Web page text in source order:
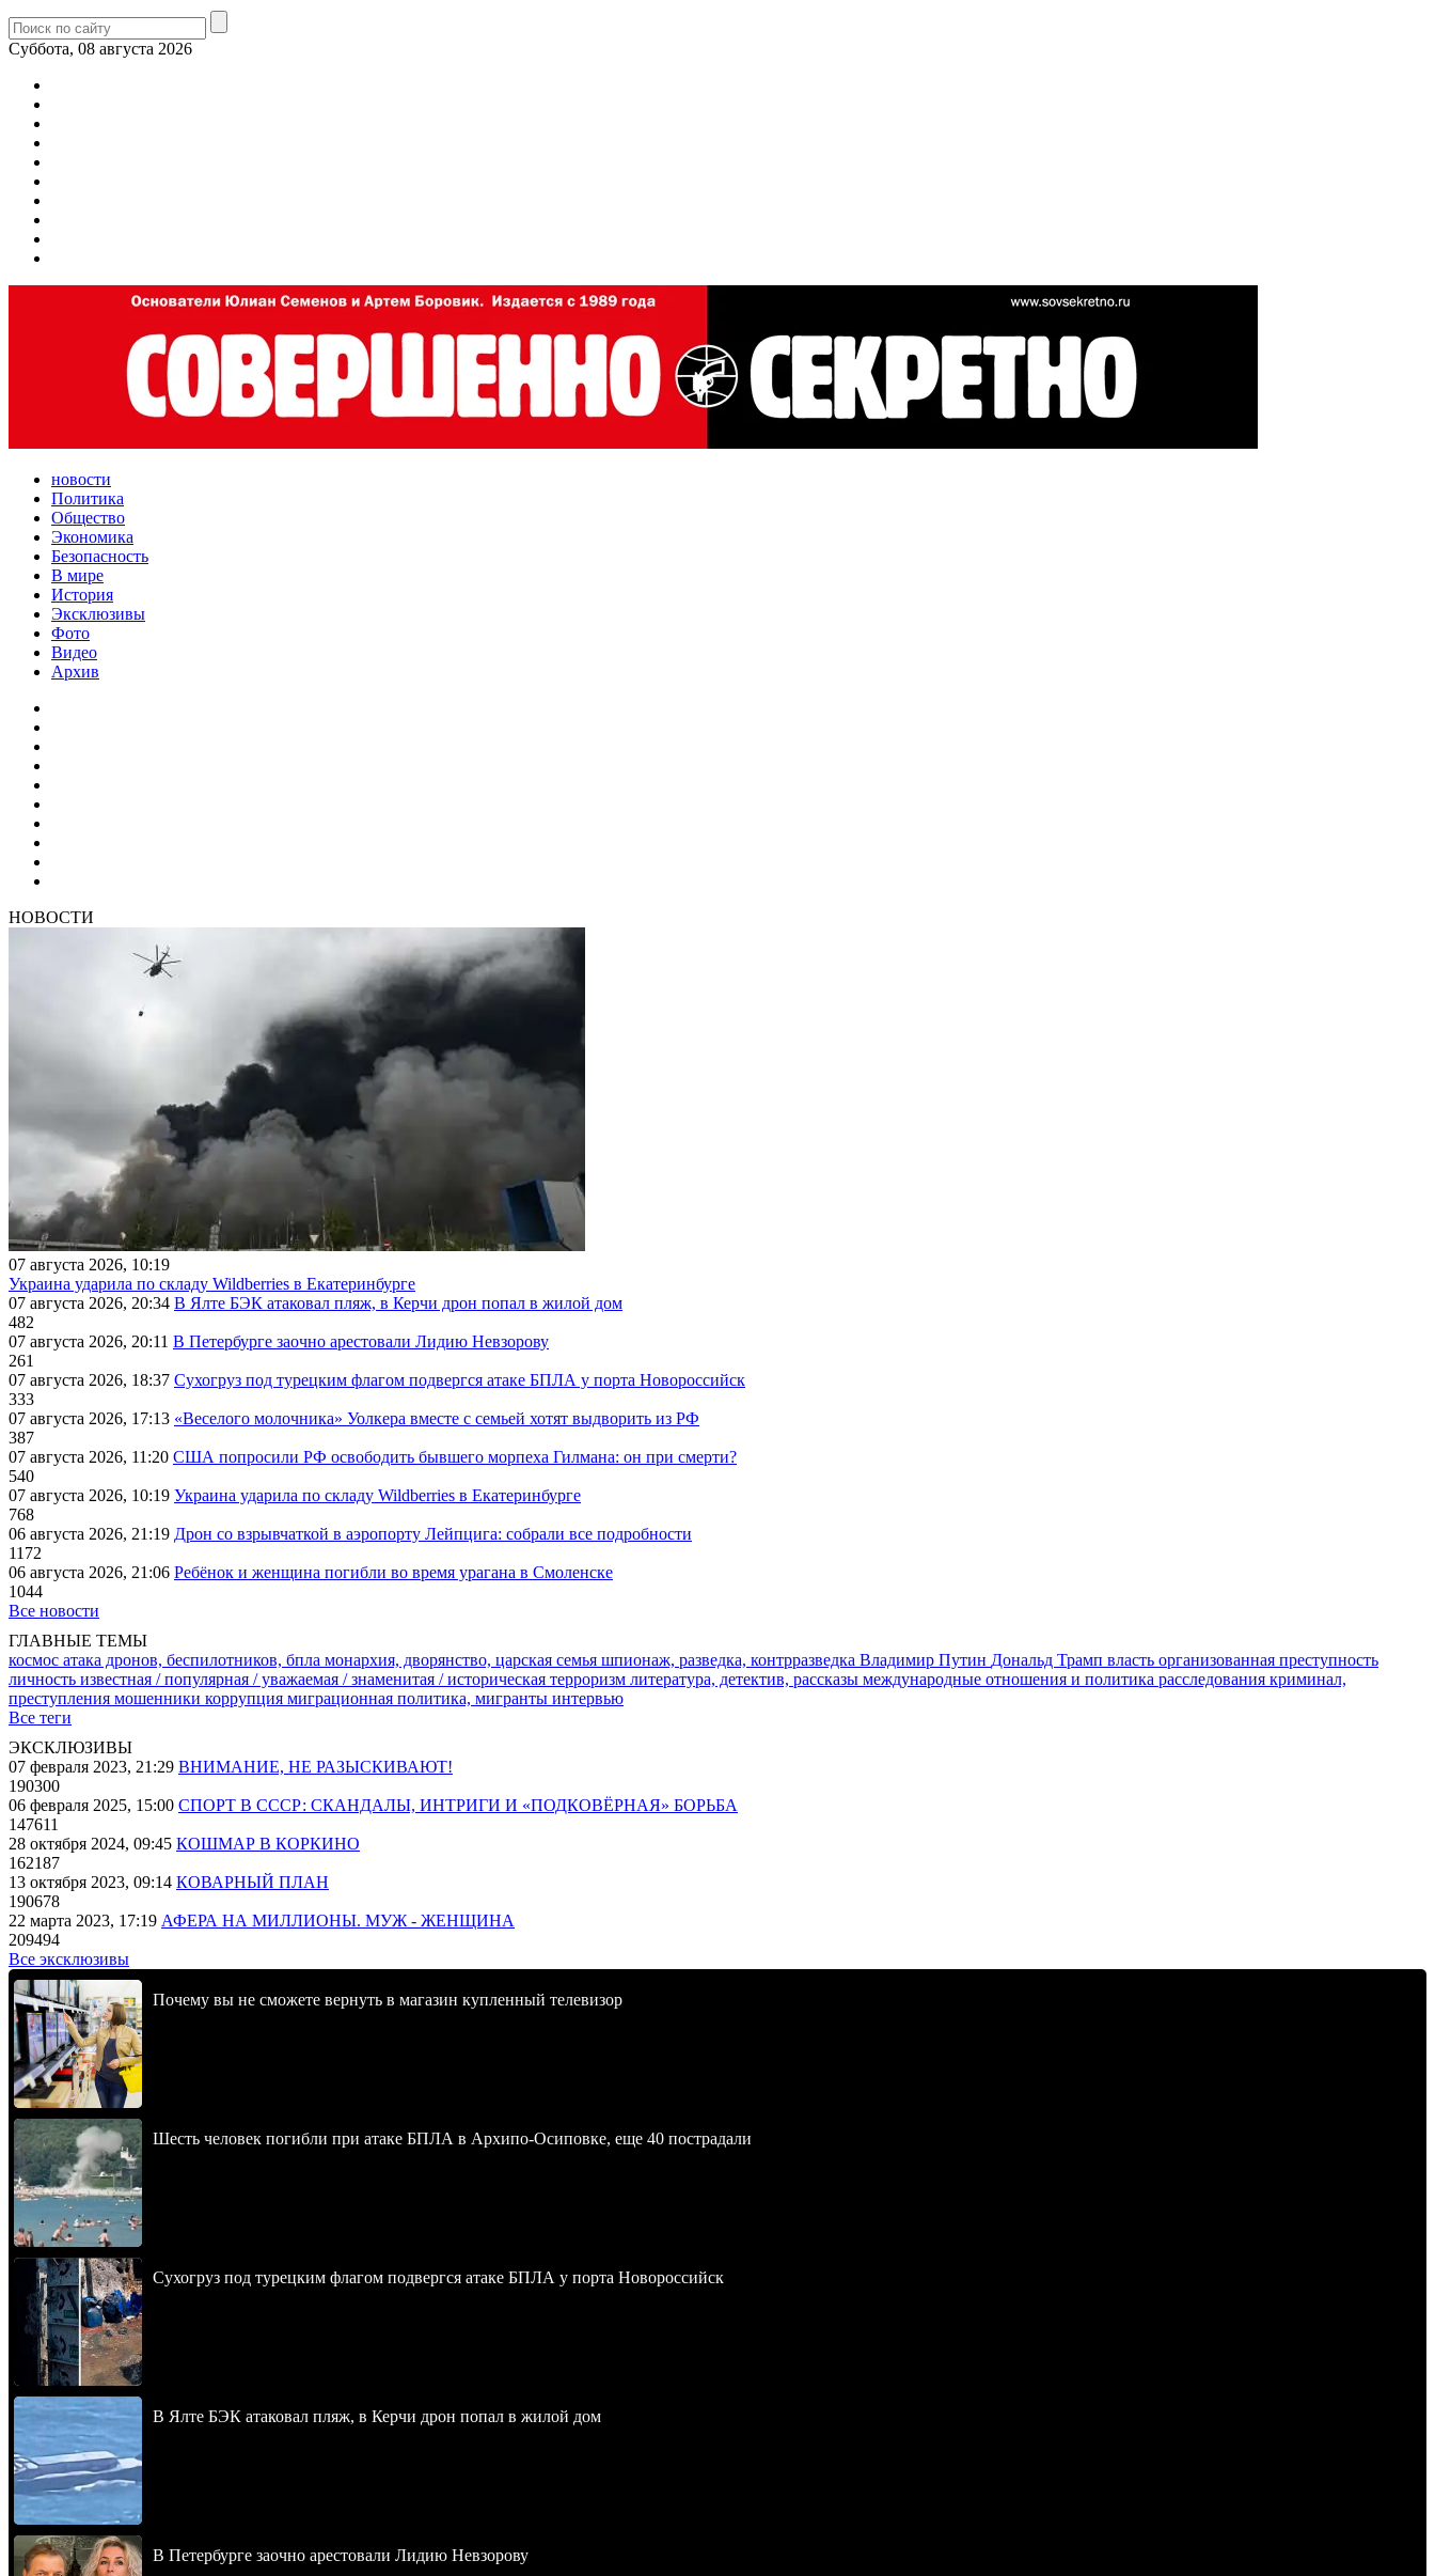
Суббота, 08 августа 2026
новости
Политика
Общество
Экономика
Безопасность
В мире
История
Эксклюзивы
Фото
Видео
Архив
НОВОСТИ
07 августа 2026, 10:19
Украина ударила по складу Wildberries в Екатеринбурге
07 августа 2026, 20:34 В Ялте БЭК атаковал пляж, в Керчи дрон попал в жилой дом
482
07 августа 2026, 20:11 В Петербурге заочно арестовали Лидию Невзорову
261
07 августа 2026, 18:37 Сухогруз под турецким флагом подвергся атаке БПЛА у порта Новороссийск
333
07 августа 2026, 17:13 «Веселого молочника» Уолкера вместе с семьей хотят выдворить из РФ
387
07 августа 2026, 11:20 США попросили РФ освободить бывшего морпеха Гилмана: он при смерти?
540
07 августа 2026, 10:19 Украина ударила по складу Wildberries в Екатеринбурге
768
06 августа 2026, 21:19 Дрон со взрывчаткой в аэропорту Лейпцига: собрали все подробности
1172
06 августа 2026, 21:06 Ребёнок и женщина погибли во время урагана в Смоленске
1044
Все новости
ГЛАВНЫЕ ТЕМЫ
космос атака дронов, беспилотников, бпла монархия, дворянство, царская семья шпионаж, разведка, контрразведка Владимир Путин Дональд Трамп власть организованная преступность
личность известная / популярная / уважаемая / знаменитая / историческая терроризм литература, детектив, рассказы международные отношения и политика расследования криминал,
преступления мошенники коррупция миграционная политика, мигранты интервью
Все теги
ЭКСКЛЮЗИВЫ
07 февраля 2023, 21:29 ВНИМАНИЕ, НЕ РАЗЫСКИВАЮТ!
190300
06 февраля 2025, 15:00 СПОРТ В СССР: СКАНДАЛЫ, ИНТРИГИ И «ПОДКОВЁРНАЯ» БОРЬБА
147611
28 октября 2024, 09:45 КОШМАР В КОРКИНО
162187
13 октября 2023, 09:14 КОВАРНЫЙ ПЛАН
190678
22 марта 2023, 17:19 АФЕРА НА МИЛЛИОНЫ. МУЖ - ЖЕНЩИНА
209494
Все эксклюзивы
Почему вы не сможете вернуть в магазин купленный телевизор
Шесть человек погибли при атаке БПЛА в Архипо-Осиповке, еще 40 пострадали
Сухогруз под турецким флагом подвергся атаке БПЛА у порта Новороссийск
В Ялте БЭК атаковал пляж, в Керчи дрон попал в жилой дом
В Петербурге заочно арестовали Лидию Невзорову